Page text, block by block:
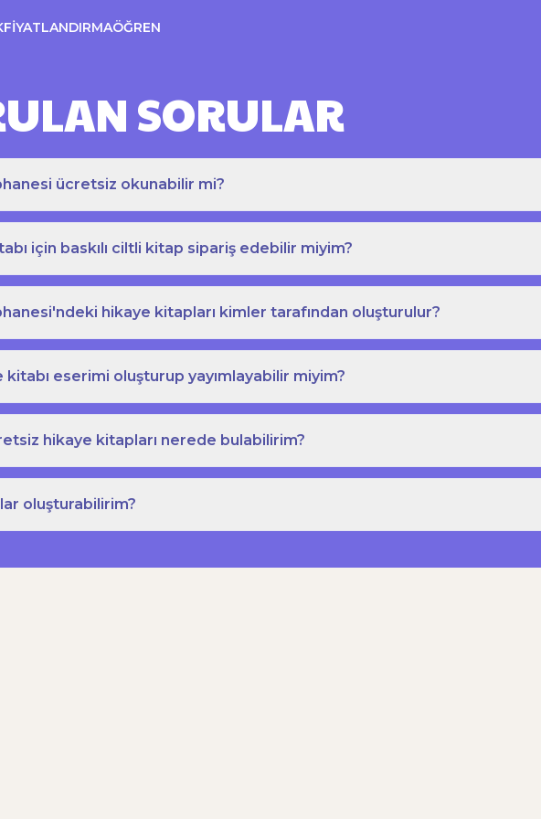
FIYATLANDIRMAÖĞREN
SORULAR
ücretsiz okunabilir mi?
için baskılı ciltli kitap sipariş edebilir miyim?
hikaye kitapları kimler tarafından oluşturulur?
eserimi oluşturup yayımlayabilir miyim?
hikaye kitapları nerede bulabilirim?
oluşturabilirim?